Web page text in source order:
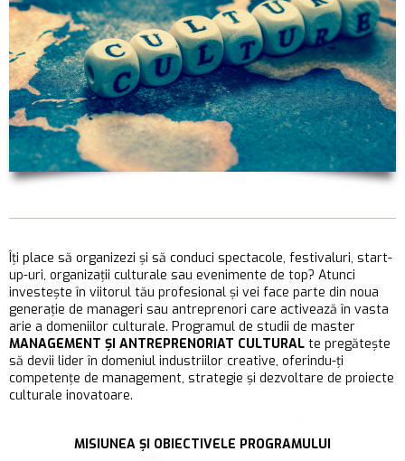
Îți place să organizezi și să conduci spectacole, festivaluri, start-
up-uri, organizații culturale sau evenimente de top? Atunci
investește în viitorul tău profesional și vei face parte din noua
generație de manageri sau antreprenori care activează în vasta
arie a domeniilor culturale. Programul de studii de master
MANAGEMENT ŞI ANTREPRENORIAT CULTURAL te pregătește
să devii lider în domeniul industriilor creative, oferindu-ți
competențe de management, strategie și dezvoltare de proiecte
culturale inovatoare.
MISIUNEA ȘI OBIECTIVELE PROGRAMULUI